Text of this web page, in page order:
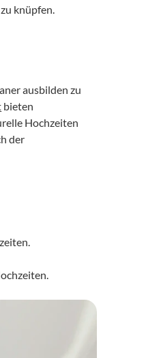
knüpfen.
ausbilden zu
bieten
Hochzeiten
der